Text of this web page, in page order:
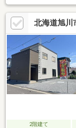
も設置されてさらに
きますのでお気軽に
北海道旭川
2階建て